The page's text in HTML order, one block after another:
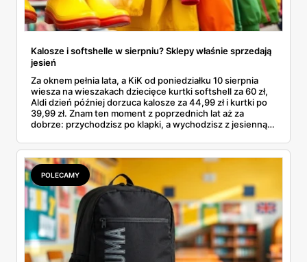
Kalosze i softshelle w sierpniu? Sklepy właśnie sprzedają
jesień
Za oknem pełnia lata, a KiK od poniedziałku 10 sierpnia
wiesza na wieszakach dziecięce kurtki softshell za 60 zł,
Aldi dzień później dorzuca kalosze za 44,99 zł i kurtki po
39,99 zł. Znam ten moment z poprzednich lat aż za
dobrze: przychodzisz po klapki, a wychodzisz z jesienną
pojawi się w gazetkach w przyszłym tygodniu i czy jest
sens kupować jesień, zanim skończą się wakacje.
POLECAMY